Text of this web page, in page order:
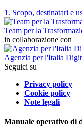
1. Scopo, destinatari e
Team per la
in collaborazione con
Agenzia per l'Italia
Seguici su
Privacy policy
Cookie policy
Note legali
Manuale operativo di